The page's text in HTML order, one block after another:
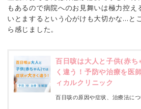
もあるので病院へのお見舞いは極力控え
いとまするという心がけも大切かな…と
ら感じました。
百日咳は大人と子供(赤ち
く違う！予防や治療を医
ィカルクリニック
百日咳の原因や症状、治療法に